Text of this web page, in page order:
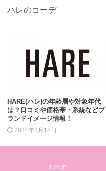
ハレのコーデ
HARE(ハレ)の年齢層や対象年代
は？口コミや価格帯・系統などブ
ランドイメージ情報！
2024年3月18日
HOME